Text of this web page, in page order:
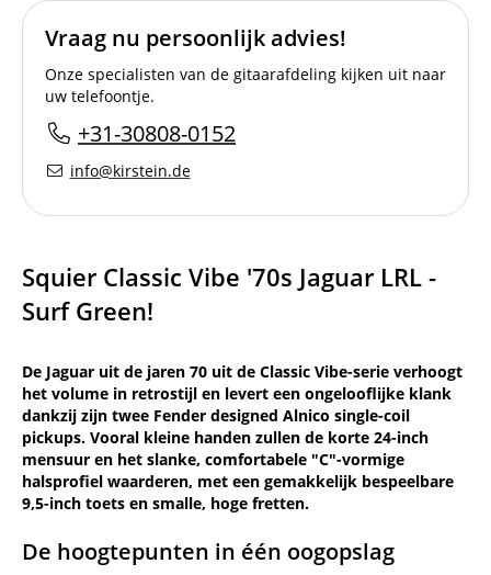
Vraag nu persoonlijk advies!
Onze specialisten van de gitaarafdeling kijken uit naar
uw telefoontje.
+31-30808-0152
info@kirstein.de
Squier Classic Vibe '70s Jaguar LRL -
Surf Green!
De Jaguar uit de jaren 70 uit de Classic Vibe-serie verhoogt
het volume in retrostijl en levert een ongelooflijke klank
dankzij zijn twee Fender designed Alnico single-coil
pickups. Vooral kleine handen zullen de korte 24-inch
mensuur en het slanke, comfortabele "C"-vormige
halsprofiel waarderen, met een gemakkelijk bespeelbare
9,5-inch toets en smalle, hoge fretten.
De hoogtepunten in één oogopslag